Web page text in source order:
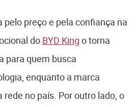
pelo preço e pela confiança na
do BYD King o torna
para quem busca
enquanto a marca
no país. Por outro lado, o